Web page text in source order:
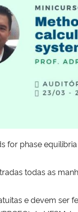
for phase
todas as
e devem ser